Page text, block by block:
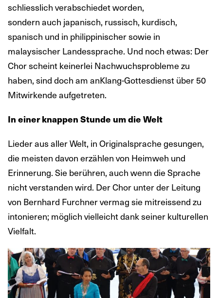
schliesslich verabschiedet worden,
sondern auch japanisch, russisch, kurdisch,
spanisch und in philippinischer sowie in
malaysischer Landessprache. Und noch etwas: Der
Chor scheint keinerlei Nachwuchsprobleme zu
haben, sind doch am anKlang-Gottesdienst über 50
Mitwirkende aufgetreten.
In einer knappen Stunde um die Welt
Lieder aus aller Welt, in Originalsprache gesungen,
die meisten davon erzählen von Heimweh und
Erinnerung. Sie berühren, auch wenn die Sprache
nicht verstanden wird. Der Chor unter der Leitung
von Bernhard Furchner vermag sie mitreissend zu
intonieren; möglich vielleicht dank seiner kulturellen
Vielfalt.